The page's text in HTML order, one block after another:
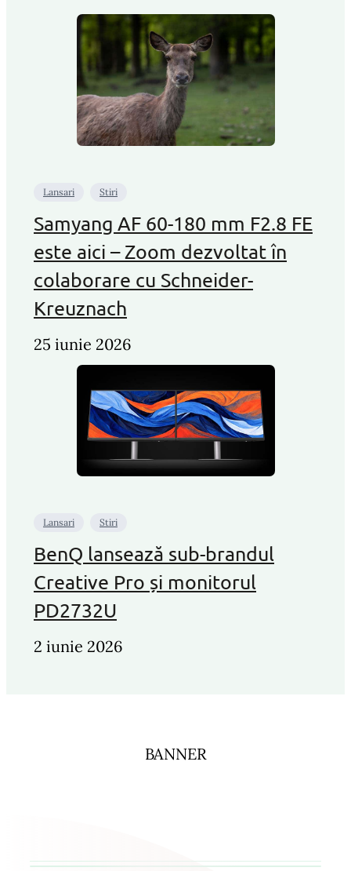
Lansari Stiri
Samyang AF 60-180 mm F2.8 FE
este aici – Zoom dezvoltat în
colaborare cu Schneider-
Kreuznach
25 iunie 2026
Lansari Stiri
BenQ lansează sub-brandul
Creative Pro și monitorul
PD2732U
2 iunie 2026
BANNER